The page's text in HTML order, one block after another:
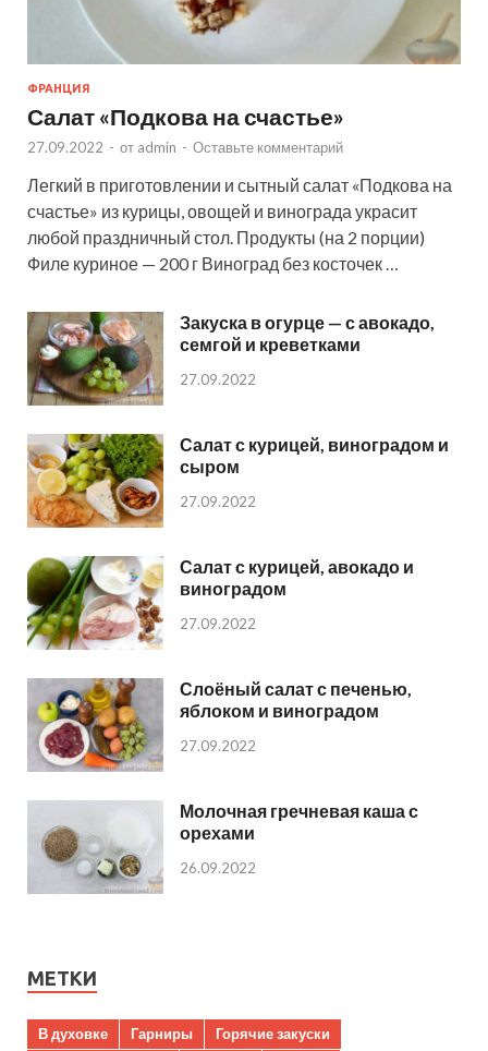
ФРАНЦИЯ
Салат «Подкова на счастье»
27.09.2022 - от admin - Оставьте комментарий
Легкий в приготовлении и сытный салат «Подкова на
счастье» из курицы, овощей и винограда украсит
любой праздничный стол. Продукты (на 2 порции)
Филе куриное — 200 г Виноград без косточек …
Закуска в огурце — с авокадо,
семгой и креветками
27.09.2022
Салат с курицей, виноградом и
сыром
27.09.2022
Салат с курицей, авокадо и
виноградом
27.09.2022
Слоёный салат с печенью,
яблоком и виноградом
27.09.2022
Молочная гречневая каша с
орехами
26.09.2022
МЕТКИ
В духовке Гарниры
Горячие закуски